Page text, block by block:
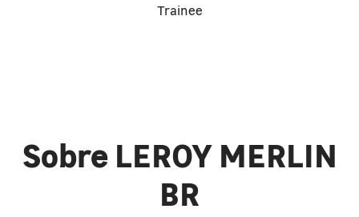
Trainee
Sobre LEROY MERLIN
BR